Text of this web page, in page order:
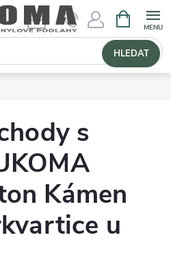
HLEDAT
s
Kámen
u